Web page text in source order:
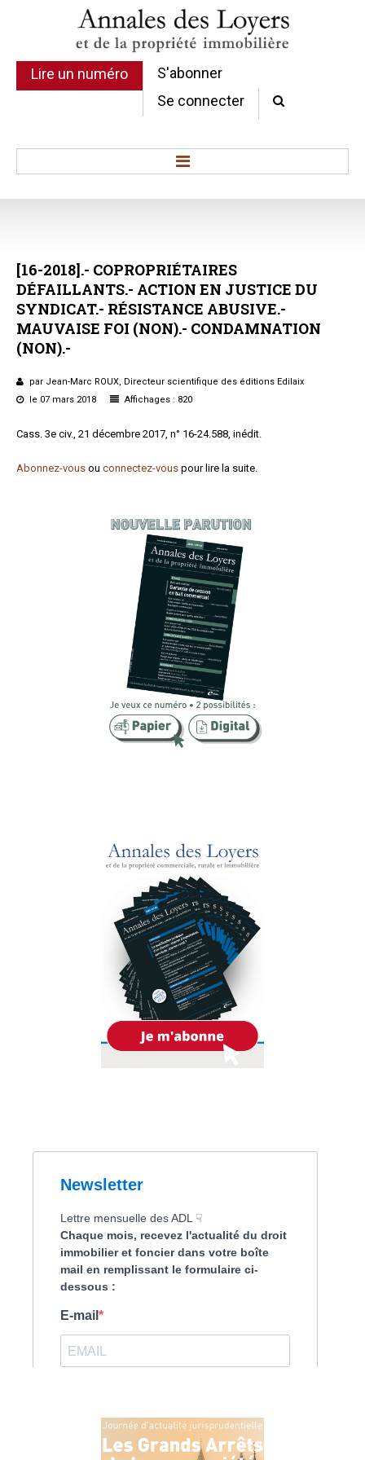
Lire un numéro
S'abonner
Se connecter
Sommaires
Chroniques
Etudes de texte
Réponses ministérielles
Formez-vous !
[16-2018].- COPROPRIÉTAIRES
DÉFAILLANTS.- ACTION EN JUSTICE DU
SYNDICAT.- RÉSISTANCE ABUSIVE.-
MAUVAISE FOI (NON).- CONDAMNATION
(NON).-
par Jean-Marc ROUX, Directeur scientifique des éditions Edilaix
le 07 mars 2018
Affichages : 820
Cass. 3e civ., 21 décembre 2017, n° 16-24.588, inédit.
Abonnez-vous ou connectez-vous pour lire la suite.